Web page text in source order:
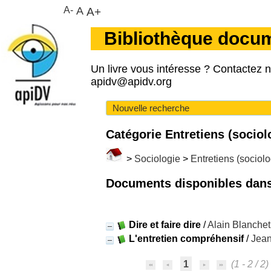
Bibliothèque
Un livre vous intéresse ? Contactez
apidv@apidv.org
Nouvelle recherche
Catégorie Entretiens
> Sociologie > Entretiens
Documents disponibles
Dire et faire dire /Alain Blanchet
L'entretien compréhensif/
1 (1 - 2 / 2)
A- A A+